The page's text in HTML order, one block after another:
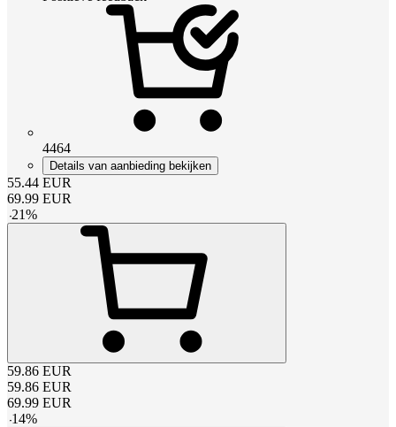
4464
Details van aanbieding bekijken
55.44 EUR
69.99 EUR
-21%
59.86 EUR
59.86 EUR
69.99 EUR
-14%